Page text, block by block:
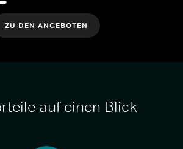
ZU DEN ANGEBOTEN
auf einen Blick